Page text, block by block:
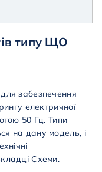
типу ЩО
забезпечення
електричної
50 Гц. Типи
на дану модель, і
Схеми.